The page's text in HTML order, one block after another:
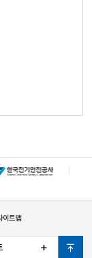
이트맵
맨